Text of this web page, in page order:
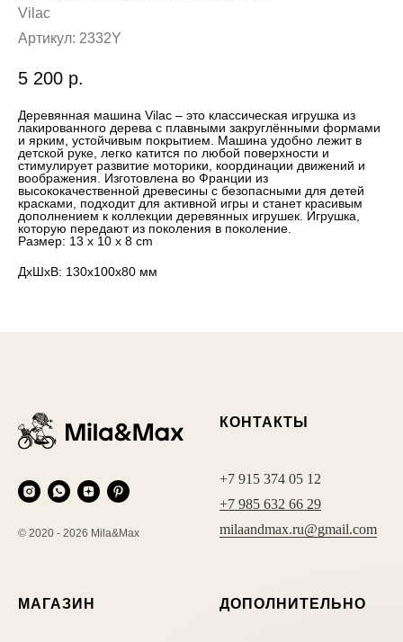
Vilac
Артикул: 2332Y
5 200 р.
Деревянная машина Vilac – это классическая игрушка из
лакированного дерева с плавными закруглёнными формами
и ярким, устойчивым покрытием. Машина удобно лежит в
детской руке, легко катится по любой поверхности и
стимулирует развитие моторики, координации движений и
воображения. Изготовлена во Франции из
высококачественной древесины с безопасными для детей
красками, подходит для активной игры и станет красивым
дополнением к коллекции деревянных игрушек. Игрушка,
которую передают из поколения в поколение.
Размер: 13 x 10 x 8 cm
ДxШxВ: 130x100x80 мм
© 2020 - 2026 Mila&Max
КОНТАКТЫ
+7 915 374 05 12
+7 985 632 66 29
milaandmax.ru@gmail.com
МАГАЗИН ДОПОЛНИТЕЛЬНО